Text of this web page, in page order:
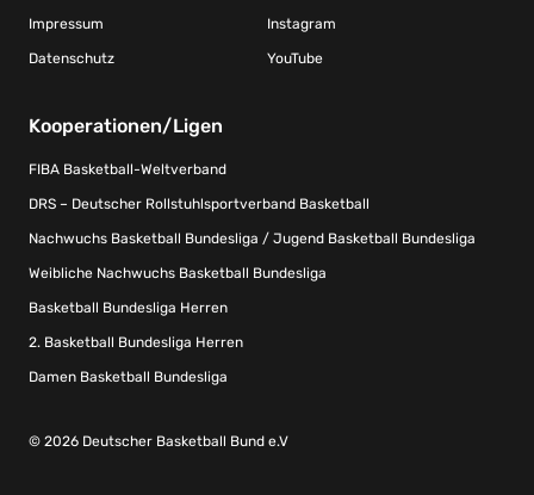
Impressum
Datenschutz
Instagram
YouTube
Kooperationen/Ligen
FIBA Basketball-Weltverband
DRS – Deutscher Rollstuhlsportverband Basketball
Nachwuchs Basketball Bundesliga / Jugend Basketball Bundesliga
Weibliche Nachwuchs Basketball Bundesliga
Basketball Bundesliga Herren
2. Basketball Bundesliga Herren
Damen Basketball Bundesliga
© 2026 Deutscher Basketball Bund e.V